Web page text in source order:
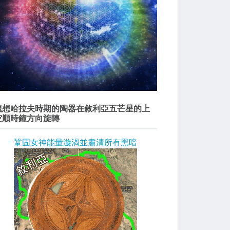
想哈拉夫時期的陶器在敘利亞五芒星的上
順時鐘方向旋轉
鞏固女神能量漩渦並肅清所有黑暗